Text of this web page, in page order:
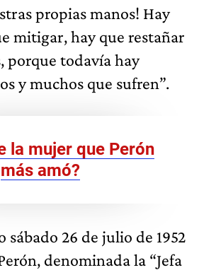
propias manos! Hay
mitigar, hay que restañar
porque todavía hay
y muchos que sufren”.
la mujer que Perón
más amó?
sábado 26 de julio de 1952
denominada la “Jefa